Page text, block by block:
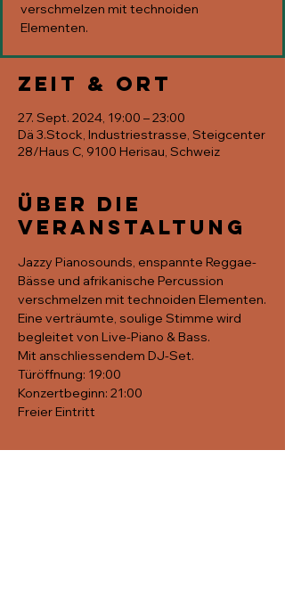
verschmelzen mit technoiden
Elementen.
Zeit & Ort
27. Sept. 2024, 19:00 – 23:00
Dä 3.Stock, Industriestrasse, Steigcenter
28/Haus C, 9100 Herisau, Schweiz
Über die
Veranstaltung
Jazzy Pianosounds, enspannte Reggae-
Bässe und afrikanische Percussion
verschmelzen mit technoiden Elementen.
Eine verträumte, soulige Stimme wird
begleitet von Live-Piano & Bass.
Mit anschliessendem DJ-Set.
Türöffnung: 19:00
Konzertbeginn: 21:00
Freier Eintritt